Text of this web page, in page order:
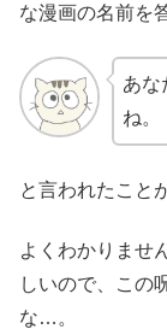
な漫画の名前を
あな
ね。
と言われたこと
よくわかりませ
しいので、この
な…。